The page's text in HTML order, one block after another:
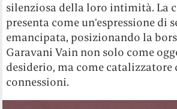
silenziosa della loro intimità. La
presenta come un’espressione di
emancipata, posizionando la
Garavani Vain non solo come
desiderio, ma come catalizzatore
connessioni.